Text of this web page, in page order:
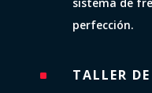
sistema de
perfección.
^ TALLER